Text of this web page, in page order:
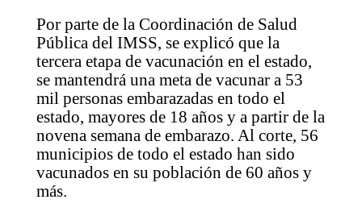
Por parte de la Coordinación de Salud
Pública del IMSS, se explicó que la
tercera etapa de vacunación en el estado,
se mantendrá una meta de vacunar a 53
mil personas embarazadas en todo el
estado, mayores de 18 años y a partir de la
novena semana de embarazo. Al corte, 56
municipios de todo el estado han sido
vacunados en su población de 60 años y
más.